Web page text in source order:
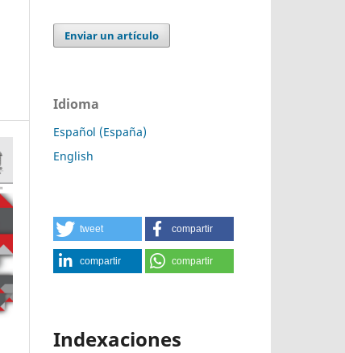
Enviar un artículo
Idioma
Español (España)
English
tweet compartir
compartir compartir
Indexaciones